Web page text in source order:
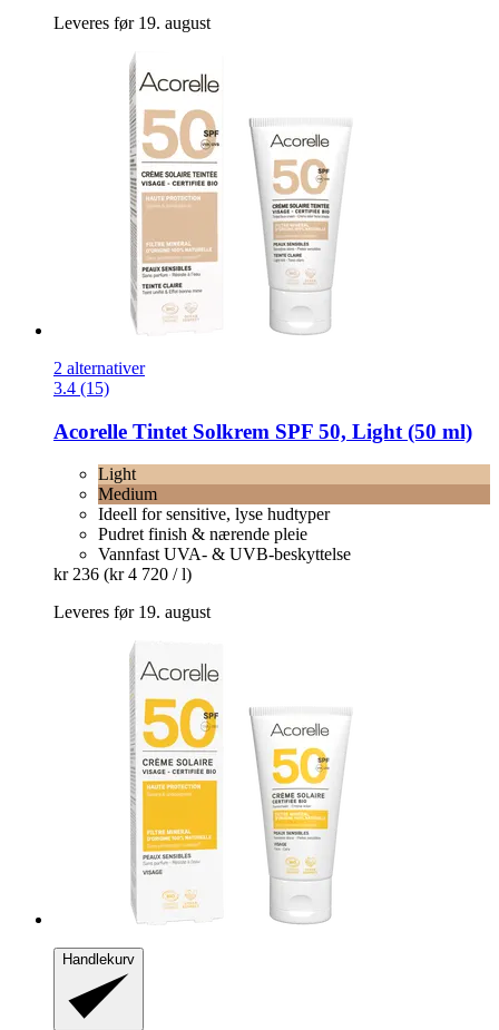
Leveres før 19. august
2 alternativer
3.4 (15)
Acorelle Tintet Solkrem SPF 50, Light (50 ml)
Light
Medium
Ideell for sensitive, lyse hudtyper
Pudret finish & nærende pleie
Vannfast UVA- & UVB-beskyttelse
kr 236 (kr 4 720 / l)
Leveres før 19. august
Handlekurv